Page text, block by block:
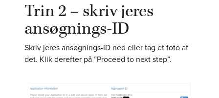
Trin 2 – skriv jeres
ansøgnings-ID
Skriv jeres ansøgnings-ID ned eller tag et foto af
det. Klik derefter på ”Proceed to next step”.